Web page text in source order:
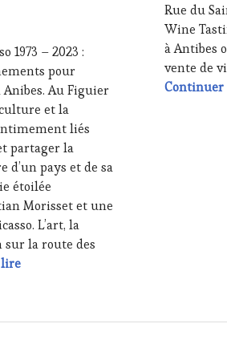
1973 – 2023 :
pour
Anibes. Au Figuier
et la
liés
partager la
d’un pays et de sa
étoilée
Morisset et une
L’art, la
la route des
Célébration Picasso 50 ans 1973 –
Rue du
Wine
à Antibes
vente de
Continuer